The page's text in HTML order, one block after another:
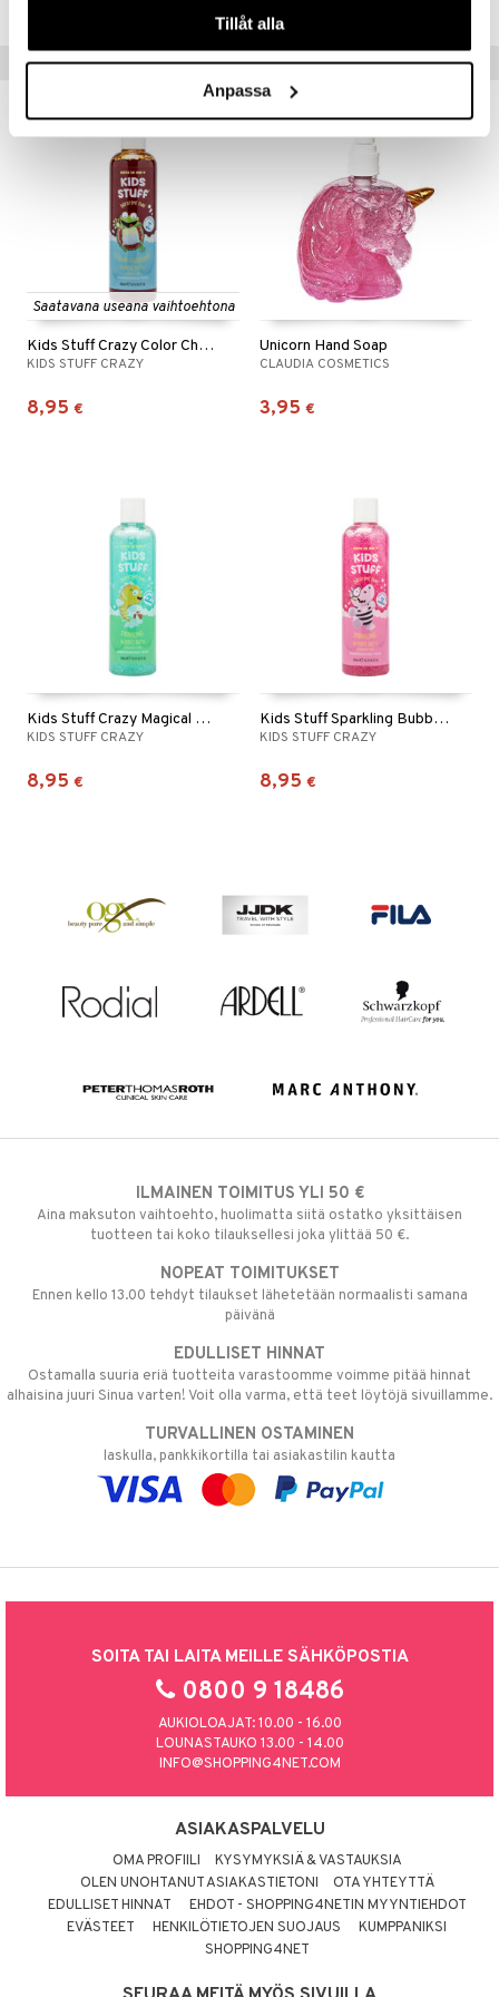
Tillåt alla
Anpassa
Suositut tuotteet
Saatavana useana vaihtoehtona
Kids Stuff Crazy Color Changing Bubble Bath
KIDS STUFF CRAZY
8,95 €
Unicorn Hand Soap
CLAUDIA COSMETICS
3,95 €
Kids Stuff Crazy Magical Sparkling Bubble Bath
KIDS STUFF CRAZY
8,95 €
Kids Stuff Sparkling Bubble Bath
KIDS STUFF CRAZY
8,95 €
ILMAINEN TOIMITUS YLI 50 €
Aina maksuton vaihtoehto, huolimatta siitä ostatko yksittäisen
tuotteen tai koko tilauksellesi joka ylittää 50 €.
NOPEAT TOIMITUKSET
Ennen kello 13.00 tehdyt tilaukset lähetetään normaalisti samana
päivänä
EDULLISET HINNAT
Ostamalla suuria eriä tuotteita varastoomme voimme pitää hinnat
alhaisina juuri Sinua varten! Voit olla varma, että teet löytöjä sivuillamme.
TURVALLINEN OSTAMINEN
laskulla, pankkikortilla tai asiakastilin kautta
SOITA TAI LAITA MEILLE SÄHKÖPOSTIA
0800 9 18486
AUKIOLOAJAT: 10.00 - 16.00
LOUNASTAUKO 13.00 - 14.00
INFO@SHOPPING4NET.COM
ASIAKASPALVELU
OMA PROFIILI
KYSYMYKSIÄ & VASTAUKSIA
OLEN UNOHTANUT ASIAKASTIETONI
OTA YHTEYTTÄ
EDULLISET HINNAT
EHDOT - SHOPPING4NETIN MYYNTIEHDOT
EVÄSTEET
HENKILÖTIETOJEN SUOJAUS
KUMPPANIKSI
SHOPPING4NET